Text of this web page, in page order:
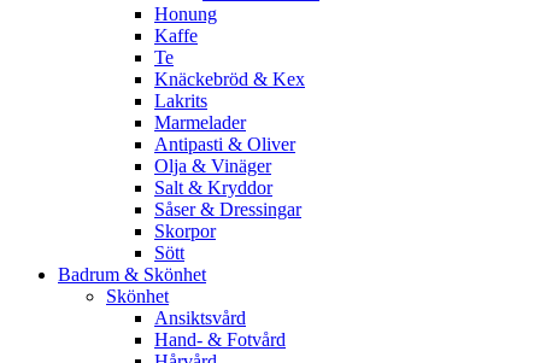
Honung
Kaffe
Te
Knäckebröd & Kex
Lakrits
Marmelader
Antipasti & Oliver
Olja & Vinäger
Salt & Kryddor
Såser & Dressingar
Skorpor
Sött
Badrum & Skönhet
Skönhet
Ansiktsvård
Hand- & Fotvård